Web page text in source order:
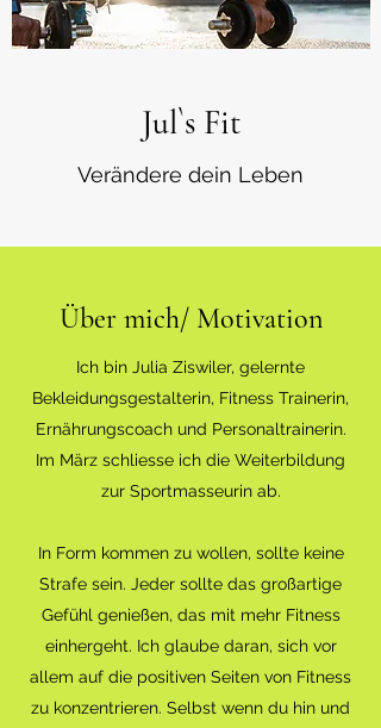
Jul`s Fit
Verändere dein Leben
Über mich/ Motivation
Ich bin Julia Ziswiler, gelernte
Bekleidungsgestalterin, Fitness Trainerin,
Ernährungscoach und Personaltrainerin.
Im März schliesse ich die Weiterbildung
zur Sportmasseurin ab.
In Form kommen zu wollen, sollte keine
Strafe sein. Jeder sollte das großartige
Gefühl genießen, das mit mehr Fitness
einhergeht. Ich glaube daran, sich vor
allem auf die positiven Seiten von Fitness
zu konzentrieren. Selbst wenn du hin und